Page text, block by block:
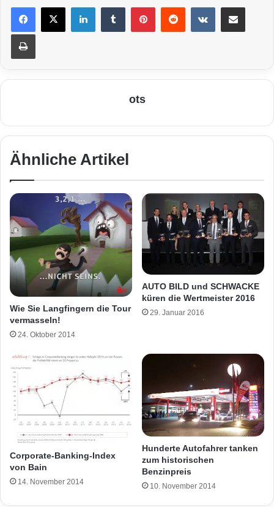
LinkedIn VKontakte
Drucken
ots
Ähnliche Artikel
Wie Sie Langfingern die Tour
vermasseln!
24. Oktober 2014
AUTO BILD und SCHWACKE
küren die Wertmeister 2016
29. Januar 2016
Corporate-Banking-Index
von Bain
14. November 2014
Hunderte Autofahrer tanken
zum historischen
Benzinpreis
10. November 2014